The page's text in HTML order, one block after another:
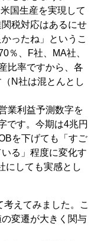
国生産を実現して
税対応はあるにせ
ったね」というこ
％、F社、MA社、
比率ですから、各
N社は混とんとし
業利益予測数字を
です。今期は4兆円
を下げても「すご
る」程度に変化す
にしても実感とし
えてみました。こ
変遷が大きく関与